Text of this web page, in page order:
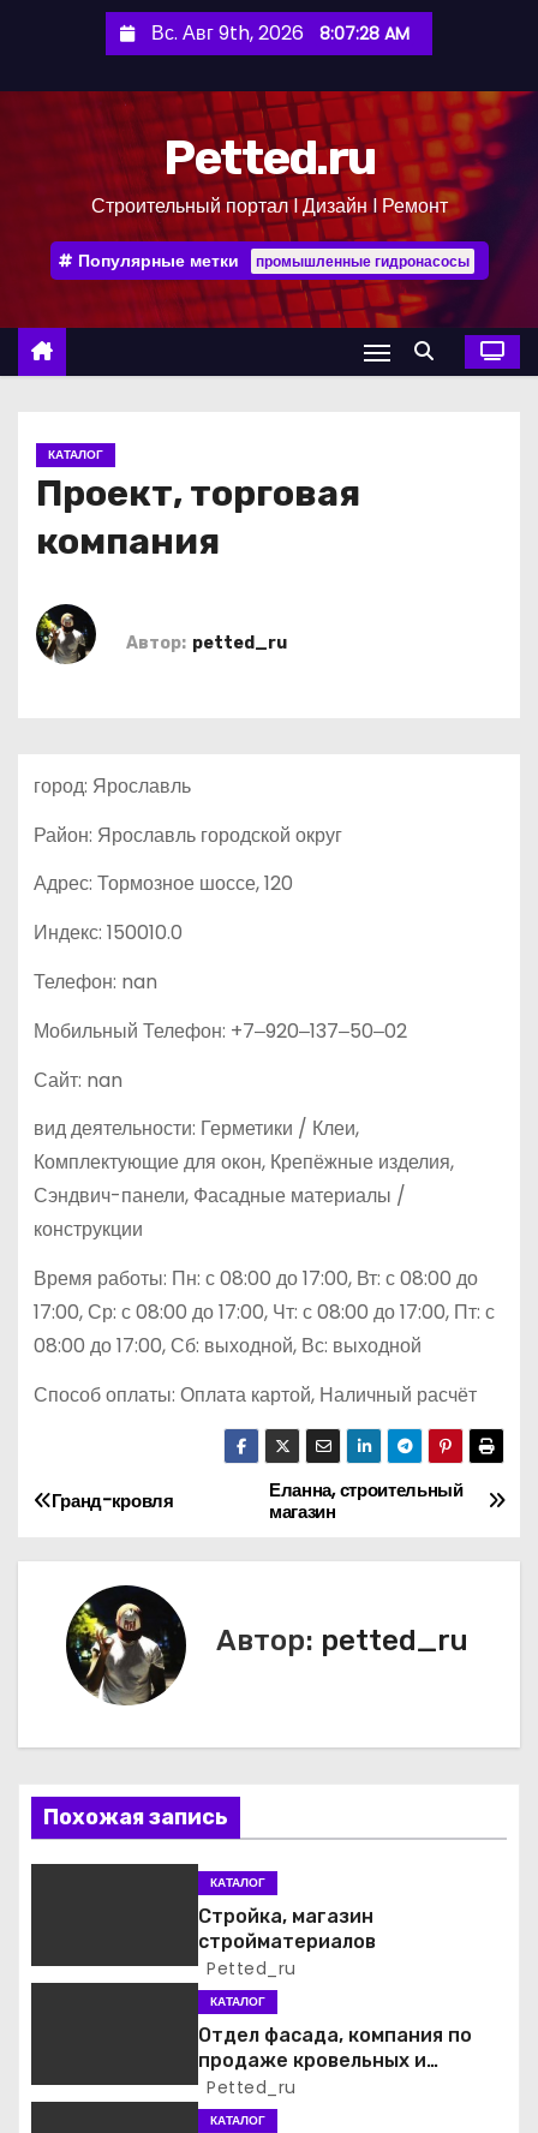
е
Вс. Авг 9th, 2026 8:07:29 AM
Petted.ru
Строительный портал l Дизайн l Ремонт
Популярные метки промышленные гидронасосы
КАТАЛОГ
Проект, торговая
компания
Автор: petted_ru
город: Ярославль
Район: Ярославль городской округ
Адрес: Тормозное шоссе, 120
Индекс: 150010.0
Телефон: nan
Мобильный Телефон: +7‒920‒137‒50‒02
Сайт: nan
вид деятельности: Герметики / Клеи,
Комплектующие для окон, Крепёжные изделия,
Сэндвич-панели, Фасадные материалы /
конструкции
Время работы: Пн: с 08:00 до 17:00, Вт: с 08:00 до
17:00, Ср: с 08:00 до 17:00, Чт: с 08:00 до 17:00, Пт: с
08:00 до 17:00, Сб: выходной, Вс: выходной
Способ оплаты: Оплата картой, Наличный расчёт
Н
а
а
ц
и
п
а
Еланна, строительный
магазин
Гранд-кровля
Автор: petted_ru
Похожая запись
КАТАЛОГ
Стройка, магазин
стройматериалов
Petted_ru
КАТАЛОГ
Отдел фасада, компания по
продаже кровельных и
фасадных материалов
Petted_ru
КАТАЛОГ